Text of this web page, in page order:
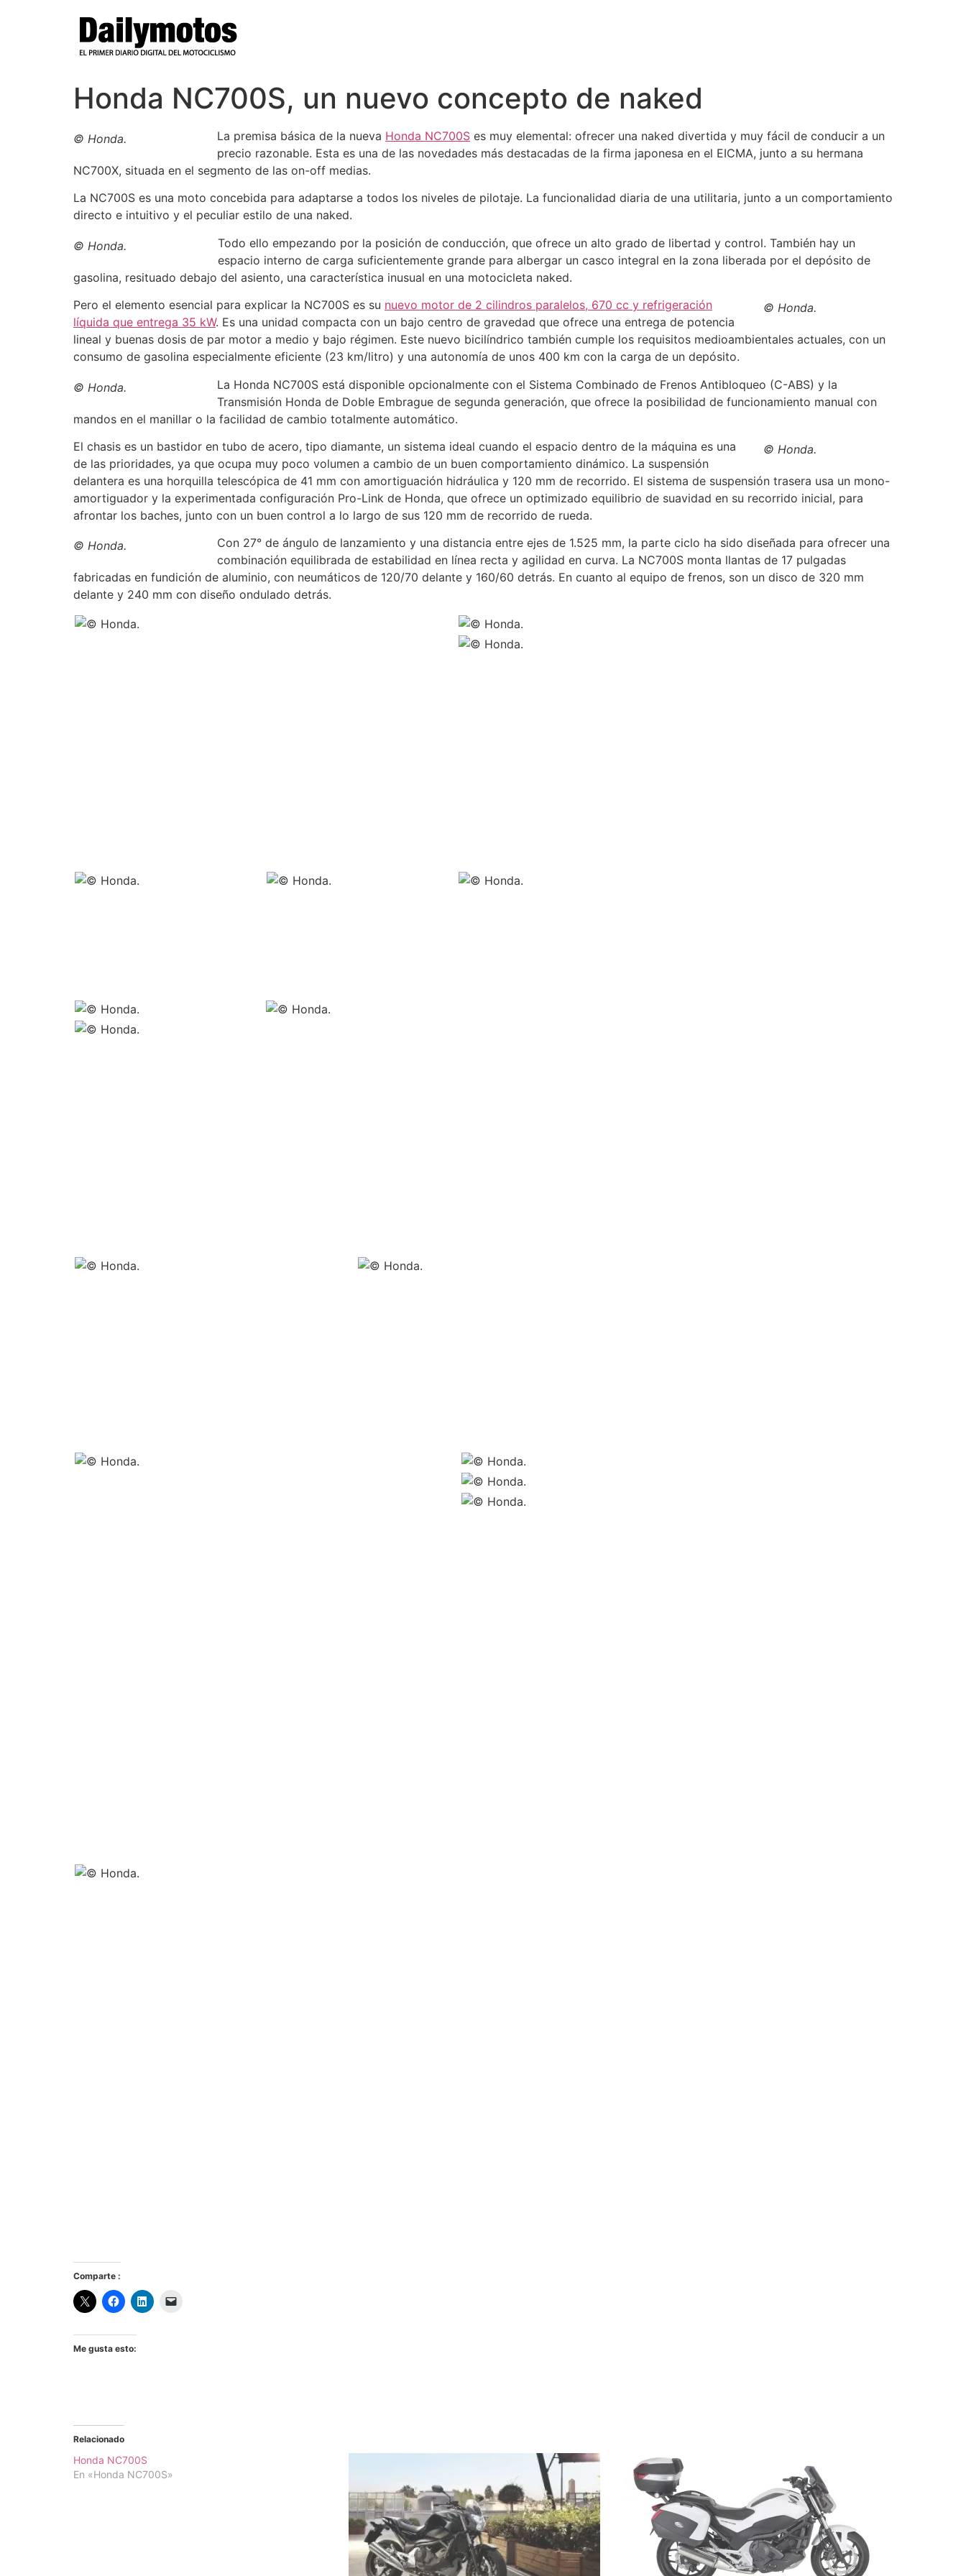
Honda NC700S, un nuevo concepto de naked
© Honda. La premisa básica de la nueva Honda NC700S es muy elemental: ofrecer una naked divertida y muy fácil de conducir a un
precio razonable. Esta es una de las novedades más destacadas de la firma japonesa en el EICMA, junto a su hermana
NC700X, situada en el segmento de las on-off medias.
La NC700S es una moto concebida para adaptarse a todos los niveles de pilotaje. La funcionalidad diaria de una utilitaria, junto a un comportamiento
directo e intuitivo y el peculiar estilo de una naked.
© Honda.
Todo ello empezando por la posición de conducción, que ofrece un alto grado de libertad y control. También hay un
espacio interno de carga suficientemente grande para albergar un casco integral en la zona liberada por el depósito de
gasolina, resituado debajo del asiento, una característica inusual en una motocicleta naked.
© Honda.
Pero el elemento esencial para explicar la NC700S es su nuevo motor de 2 cilindros paralelos, 670 cc y refrigeración
líquida que entrega 35 kW. Es una unidad compacta con un bajo centro de gravedad que ofrece una entrega de potencia
lineal y buenas dosis de par motor a medio y bajo régimen. Este nuevo bicilíndrico también cumple los requisitos medioambientales actuales, con un
consumo de gasolina especialmente eficiente (23 km/litro) y una autonomía de unos 400 km con la carga de un depósito.
© Honda.
La Honda NC700S está disponible opcionalmente con el Sistema Combinado de Frenos Antibloqueo (C-ABS) y la
Transmisión Honda de Doble Embrague de segunda generación, que ofrece la posibilidad de funcionamiento manual con
mandos en el manillar o la facilidad de cambio totalmente automático.
© Honda.
El chasis es un bastidor en tubo de acero, tipo diamante, un sistema ideal cuando el espacio dentro de la máquina es una
de las prioridades, ya que ocupa muy poco volumen a cambio de un buen comportamiento dinámico. La suspensión
delantera es una horquilla telescópica de 41 mm con amortiguación hidráulica y 120 mm de recorrido. El sistema de suspensión trasera usa un mono-
amortiguador y la experimentada configuración Pro-Link de Honda, que ofrece un optimizado equilibrio de suavidad en su recorrido inicial, para
afrontar los baches, junto con un buen control a lo largo de sus 120 mm de recorrido de rueda.
© Honda.
Con 27° de ángulo de lanzamiento y una distancia entre ejes de 1.525 mm, la parte ciclo ha sido diseñada para ofrecer una
combinación equilibrada de estabilidad en línea recta y agilidad en curva. La NC700S monta llantas de 17 pulgadas
fabricadas en fundición de aluminio, con neumáticos de 120/70 delante y 160/60 detrás. En cuanto al equipo de frenos, son un disco de 320 mm
delante y 240 mm con diseño ondulado detrás.
Comparte :
Me gusta esto:
Relacionado
Honda NC700S
En «Honda NC700S»